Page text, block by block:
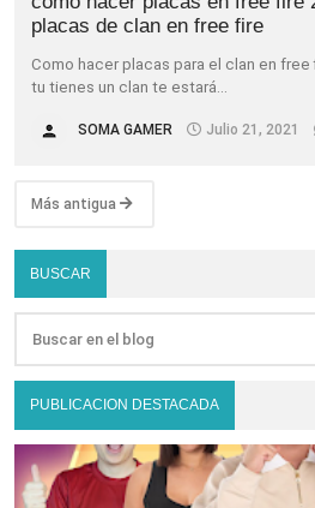
placas de clan en free fire
Como hacer placas para el clan en
tu tienes un clan te estará…
SOMA GAMER Julio 21, 2021
Más antigua
BUSCAR
PUBLICACION DESTACADA